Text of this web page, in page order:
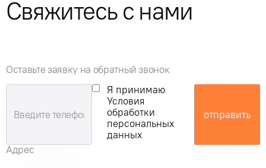
Свяжитесь с нами
Оставьте заявку на обратный звонок
Я принимаю
Условия
обработки
персональных
данных
отправить
Адрес